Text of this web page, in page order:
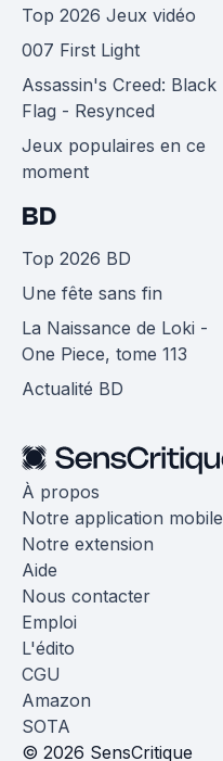
Top 2026 Jeux vidéo
007 First Light
Assassin's Creed: Black
Flag - Resynced
Jeux populaires en ce
moment
BD
Top 2026 BD
Une fête sans fin
La Naissance de Loki -
One Piece, tome 113
Actualité BD
À propos
Notre application mobile
Notre extension
Aide
Nous contacter
Emploi
L'édito
CGU
Amazon
SOTA
© 2026 SensCritique